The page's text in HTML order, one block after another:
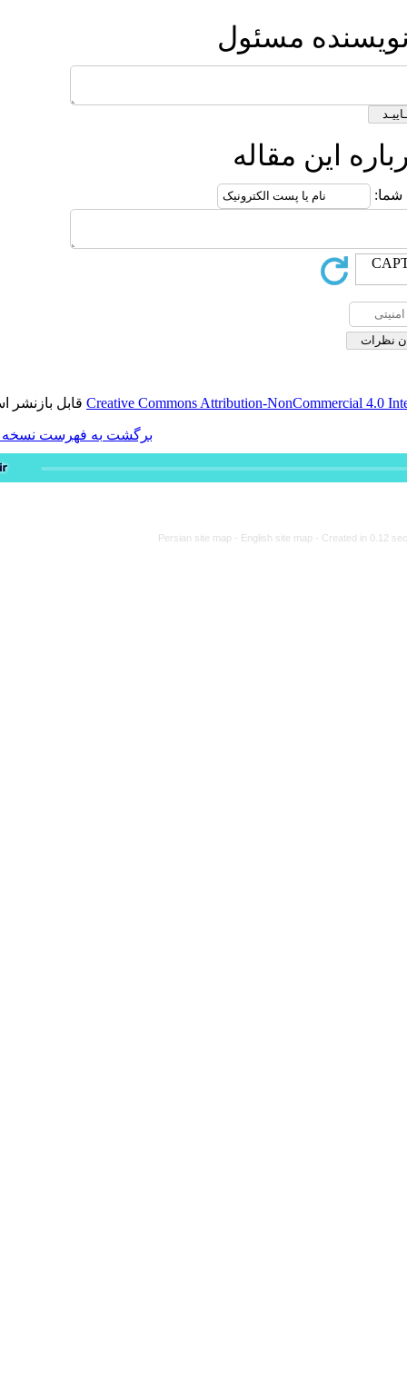
Creative Commonsقابل بازنشر است.
برگشت به فهرست نسخه ها
Persian site map -